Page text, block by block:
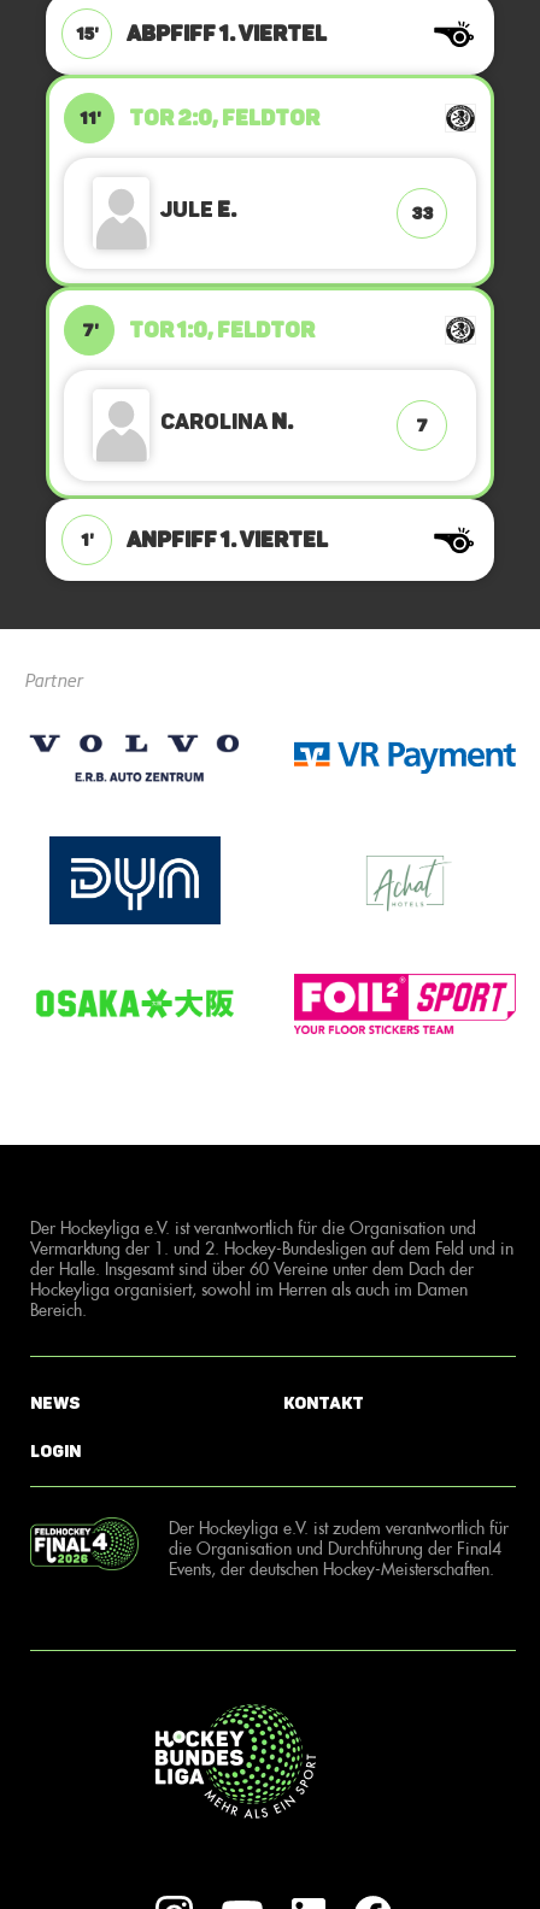
15' ABPFIFF 1. Viertel
11' TOR 2:0, FELDTOR
Jule E. 33
7' TOR 1:0, FELDTOR
CarolinaN. 7
1' ANPFIFF 1. Viertel
Partner
Der Hockeyliga e.V. ist verantwortlich für die Organisation und
Vermarktung der 1. und 2. Hockey-Bundesligen auf dem Feld und in
der Halle. Insgesamt sind über 60 Vereine unter dem Dach der
Hockeyliga organisiert, sowohl im Herren als auch im Damen
Bereich.
News
Login
Kontakt
Der Hockeyliga e.V. ist zudem verantwortlich für
die Organisation und Durchführung der Final4
Events, der deutschen Hockey-Meisterschaften.